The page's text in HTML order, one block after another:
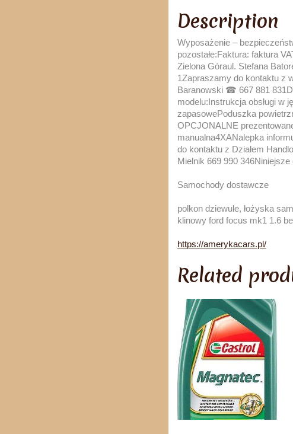
Description
Wyposażenie –
pozostałe:Faktura: faktura
Zielona Góraul. Stefana
1Zapraszamy do kontaktu z
Baranowski ☎ 667 881
modelu:Instrukcja obsługi w
zapasowePoduszka
OPCJONALNE
manualna4XANalepka
do kontaktu z Działem
Mielnik 669 990
Samochody dostawcze
polkon dziewule, łożyska
klinowy ford focus mk1 1.6
https://amerykacars.pl/
Related